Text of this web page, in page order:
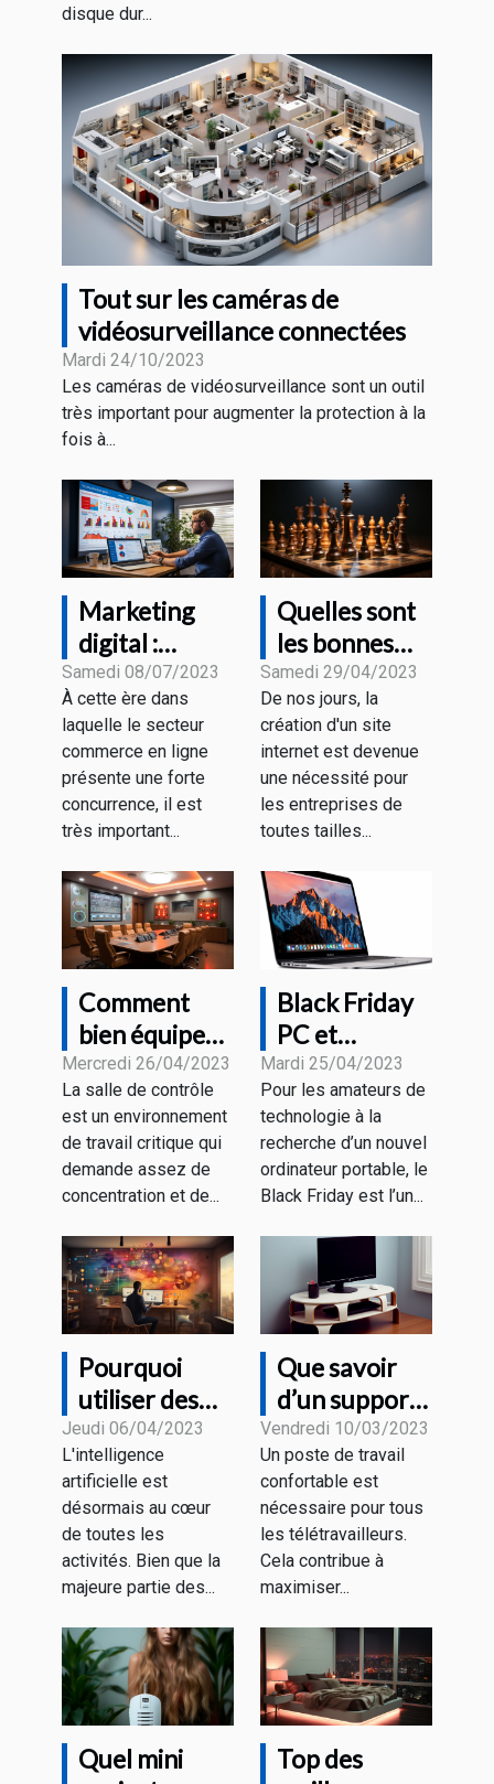
disque dur...
Tout sur les caméras de
vidéosurveillance connectées
Mardi 24/10/2023
Les caméras de vidéosurveillance sont un outil
très important pour augmenter la protection à la
fois à...
Marketing
digital :
comment
accroître sa
visibilité
grâce aux
différentes
stratégies ?
Samedi 08/07/2023
À cette ère dans
laquelle le secteur
commerce en ligne
présente une forte
concurrence, il est
très important...
Quelles sont
les bonnes
pratiques
pour créer un
site web
rentable ?
Samedi 29/04/2023
De nos jours, la
création d'un site
internet est devenue
une nécessité pour
les entreprises de
toutes tailles...
Comment
bien équiper
une salle de
contrôle pour
un bon
rendement ?
Mercredi 26/04/2023
La salle de contrôle
est un environnement
de travail critique qui
demande assez de
concentration et de...
Black Friday
PC et
MacBook : à
quoi
s’attendre
comme
promotions ?
Mardi 25/04/2023
Pour les amateurs de
technologie à la
recherche d’un nouvel
ordinateur portable, le
Black Friday est l’un...
Pourquoi
utiliser des
outils de
rédaction IA ?
Jeudi 06/04/2023
L'intelligence
artificielle est
désormais au cœur
de toutes les
activités. Bien que la
majeure partie des...
Que savoir
d’un support
pour un écran
PC ?
Vendredi 10/03/2023
Un poste de travail
confortable est
nécessaire pour tous
les télétravailleurs.
Cela contribue à
maximiser...
Quel mini
Top des